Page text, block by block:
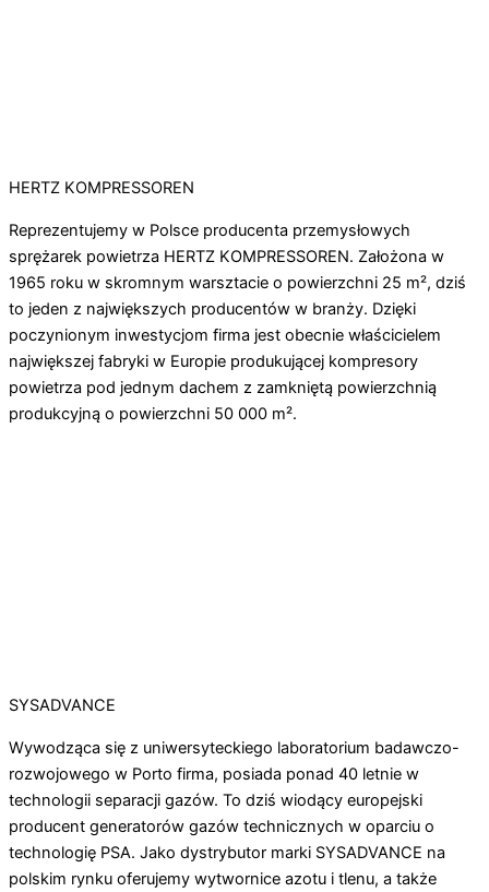
HERTZ KOMPRESSOREN
Reprezentujemy w Polsce producenta przemysłowych
sprężarek powietrza HERTZ KOMPRESSOREN. Założona w
1965 roku w skromnym warsztacie o powierzchni 25 m², dziś
to jeden z największych producentów w branży. Dzięki
poczynionym inwestycjom firma jest obecnie właścicielem
największej fabryki w Europie produkującej kompresory
powietrza pod jednym dachem z zamkniętą powierzchnią
produkcyjną o powierzchni 50 000 m².
SYSADVANCE
Wywodząca się z uniwersyteckiego laboratorium badawczo-
rozwojowego w Porto firma, posiada ponad 40 letnie w
technologii separacji gazów. To dziś wiodący europejski
producent generatorów gazów technicznych w oparciu o
technologię PSA. Jako dystrybutor marki SYSADVANCE na
polskim rynku oferujemy wytwornice azotu i tlenu, a także